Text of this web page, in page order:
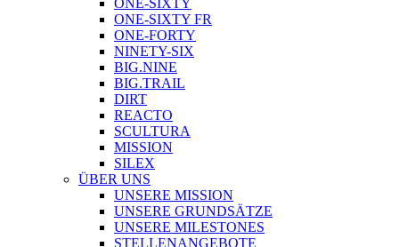
ONE-SIXTY
ONE-SIXTY FR
ONE-FORTY
NINETY-SIX
BIG.NINE
BIG.TRAIL
DIRT
REACTO
SCULTURA
MISSION
SILEX
ÜBER UNS
UNSERE MISSION
UNSERE GRUNDSÄTZE
UNSERE MILESTONES
STELLENANGEBOTE